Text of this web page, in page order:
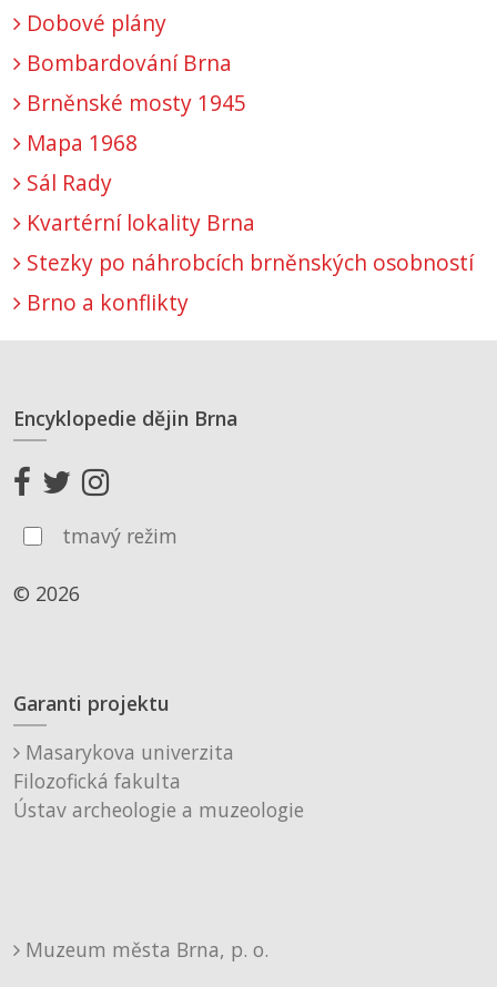
Dobové plány
Bombardování Brna
Brněnské mosty 1945
Mapa 1968
Sál Rady
Kvartérní lokality Brna
Stezky po náhrobcích brněnských osobností
Brno a konflikty
Encyklopedie dějin Brna
tmavý režim
© 2026
Garanti projektu
Masarykova univerzita
Filozofická fakulta
Ústav archeologie a muzeologie
Muzeum města Brna, p. o.